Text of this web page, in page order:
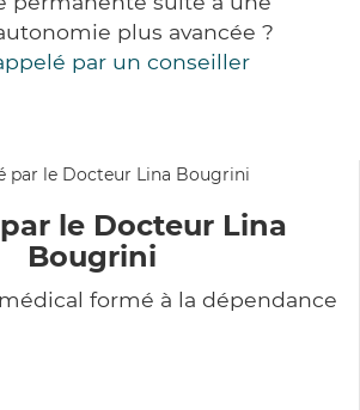
plus avancée ?
par un conseiller
le Docteur Lina
Bougrini
formé à la dépendance